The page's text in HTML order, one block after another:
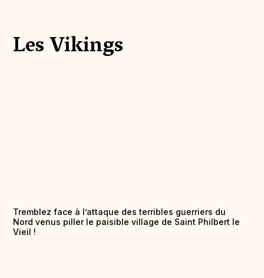
Les Vikings
Tremblez face à l’attaque des terribles guerriers du
Nord venus piller le paisible village de Saint Philbert le
Vieil !